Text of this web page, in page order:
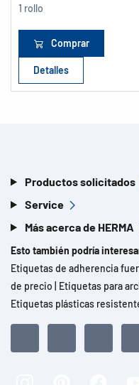
1 rollo
Comprar
Detalles
Productos solicitados
Service
Más acerca de HERMA
Esto también podría
Etiquetas de adherencia
de precio
Etiquetas para
Etiquetas plásticas